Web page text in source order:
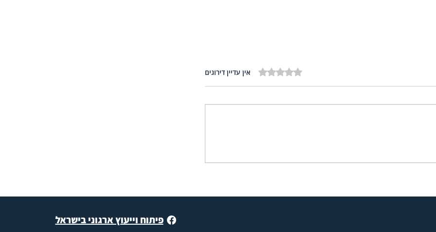
דירוג של 0 מתוך 5 כוכבים אין עדיין דירוגים
פיתוח וייעוץ ארגוני בישראל